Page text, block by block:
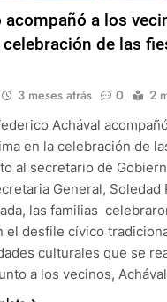
a los
celebración de las
3 meses atrás 0 2
Achával
en la celebración de
al secretario de
General, Soledad
las familias
el desfile cívico
culturales que se
a los vecinos,